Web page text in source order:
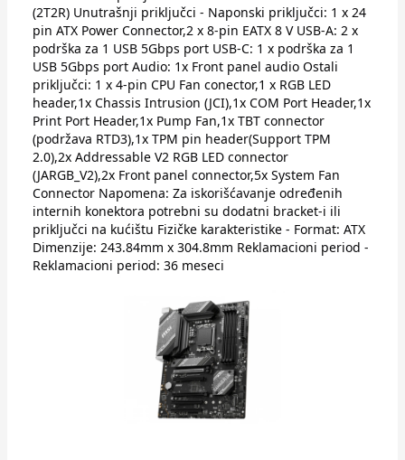
(2T2R) Unutrašnji priključci - Naponski priključci: 1 x 24
pin ATX Power Connector,2 x 8-pin EATX 8 V USB-A: 2 x
podrška za 1 USB 5Gbps port USB-C: 1 x podrška za 1
USB 5Gbps port Audio: 1x Front panel audio Ostali
priključci: 1 x 4-pin CPU Fan conector,1 x RGB LED
header,1x Chassis Intrusion (JCI),1x COM Port Header,1x
Print Port Header,1x Pump Fan,1x TBT connector
(podržava RTD3),1x TPM pin header(Support TPM
2.0),2x Addressable V2 RGB LED connector
(JARGB_V2),2x Front panel connector,5x System Fan
Connector Napomena: Za iskorišćavanje određenih
internih konektora potrebni su dodatni bracket-i ili
priključci na kućištu Fizičke karakteristike - Format: ATX
Dimenzije: 243.84mm x 304.8mm Reklamacioni period -
Reklamacioni period: 36 meseci